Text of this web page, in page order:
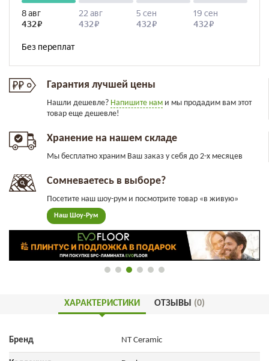
Гарантия лучшей цены
Нашли дешевле? Напишите нам и мы продадим вам этот
товар еще дешевле!
Хранение на нашем складе
Мы бесплатно храним Ваш заказ у себя до 2-х месяцев
Сомневаетесь в выборе?
Посетите наш шоу-рум и посмотрите товар «в живую»
Наш Шоу-Рум
ХАРАКТЕРИСТИКИ ОТЗЫВЫ (0)
Бренд NT Ceramic